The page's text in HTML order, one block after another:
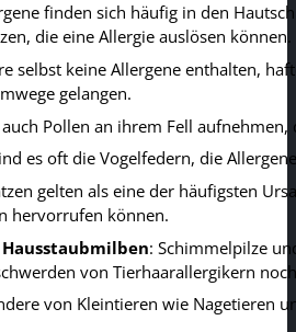
finden sich häufig in den
die eine Allergie auslösen können.
selbst keine Allergene enthalten,
gelangen.
Pollen an ihrem Fell
es oft die Vogelfedern, die
gelten als eine der häufigsten
hervorrufen können.
: Schimmelpilze
von Tierhaarallergikern
von Kleintieren wie Nagetieren